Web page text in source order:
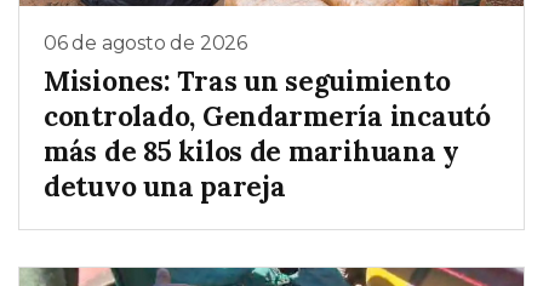
06 de agosto de 2026
Misiones: Tras un seguimiento
controlado, Gendarmería incautó
más de 85 kilos de marihuana y
detuvo una pareja